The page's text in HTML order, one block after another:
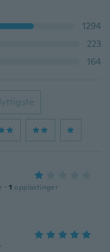
1294
223
164
· 1 opplastinger